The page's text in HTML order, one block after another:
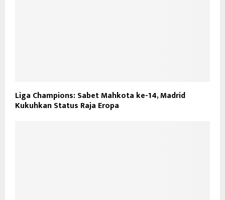
Liga Champions: Sabet Mahkota ke-14, Madrid
Kukuhkan Status Raja Eropa